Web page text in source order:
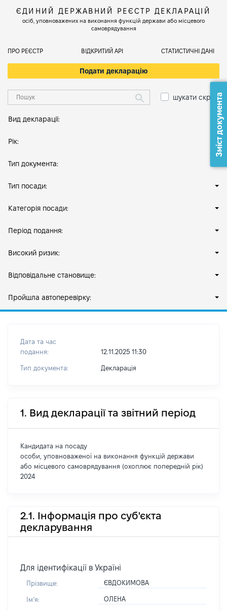
ЄДИНИЙ ДЕРЖАВНИЙ РЕЄСТР ДЕКЛАРАЦІЙ
осіб, уповноважених на виконання функцій держави або місцевого
самоврядування
ПРО РЕЄСТР ВІДКРИТИЙ АРІ СТАТИСТИЧНІ ДАНІ
Подати декларацію
шукати скрізь
Вид декларації:
Рік:
Тип документа:
Тип посади:
Категорія посади:
Період подання:
Високий ризик:
Відповідальне становище:
Пройшла автоперевірку:
Дата та час
подання:
12.11.2025 11:30
Тип документа: Декларація
1. Вид декларації та звітний період
Кандидата на посаду
особи, уповноваженої на виконання функцій держави
або місцевого самоврядування (охоплює попередній рік)
2024
2.1. Інформація про суб'єкта
декларування
Для ідентифікації в Україні
Прізвище: ЄВДОКИМОВА
Імʼя: ОЛЕНА
Зміст документа